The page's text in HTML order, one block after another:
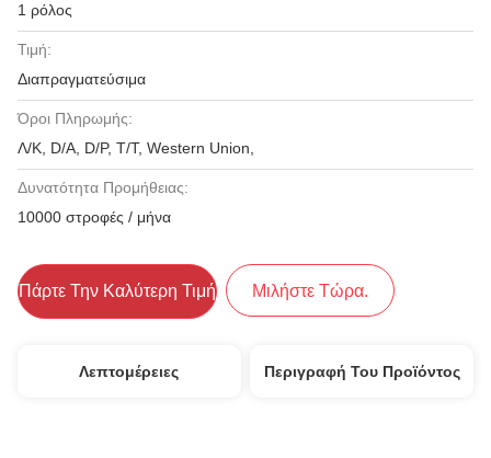
1 ρόλος
Τιμή:
Διαπραγματεύσιμα
Όροι Πληρωμής:
Λ/Κ, D/A, D/P, T/T, Western Union,
Δυνατότητα Προμήθειας:
10000 στροφές / μήνα
Πάρτε Την Καλύτερη Τιμή Μιλήστε Τώρα.
Λεπτομέρειες Περιγραφή Του Προϊόντος